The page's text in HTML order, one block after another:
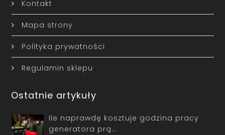
Kontakt
Mapa strony
Polityka prywatności
Regulamin sklepu
Ostatnie artykuły
Ile naprawdę kosztuje godzina pracy
generatora prą…